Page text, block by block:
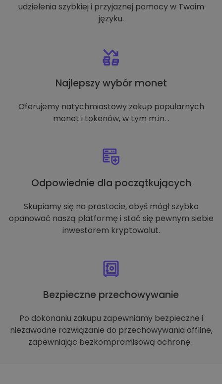
udzielenia szybkiej i przyjaznej pomocy w Twoim
języku.
Najlepszy wybór monet
Oferujemy natychmiastowy zakup popularnych
monet i tokenów, w tym m.in. .
Odpowiednie dla początkujących
Skupiamy się na prostocie, abyś mógł szybko
opanować naszą platformę i stać się pewnym siebie
inwestorem kryptowalut.
Bezpieczne przechowywanie
Po dokonaniu zakupu zapewniamy bezpieczne i
niezawodne rozwiązanie do przechowywania offline,
zapewniając bezkompromisową ochronę .